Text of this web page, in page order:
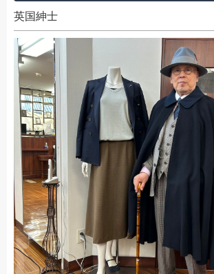
英国紳士